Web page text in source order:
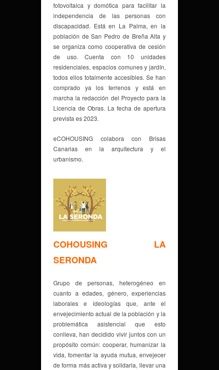
fotovoltaica y domótica para facilitar la
independencia de las personas con
discapacidad. Está en La Palma, en la
población de San Pedro de Breña Alta y
se organiza como cooperativa de cesión
de uso. Cuenta con 10 unidades
residenciales, espacios comunes y jardín,
todos ellos totalmente accesibles. Se han
comprado ya los terrenos y está en
marcha la redacción del Proyecto para la
Licencia de Obras. La fecha de apertura
prevista es 2023.
eCOHOUSING colabora con Brisas
Canarias en la arquitectura y el
urbanismo.
COHOUSING LA
SERONDA
Grupo de personas, heterogéneo en
cuanto a edades, género, experiencias
laborales e ideologías que, ante el
envejecimiento actual de la población y la
problemática asistencial que esto
conlleva, han decidido vivir juntos con un
propósito común: cooperar, humanizar la
vida, fomentar la ayuda mutua, envejecer
de forma más activa y solidaria, llevar una